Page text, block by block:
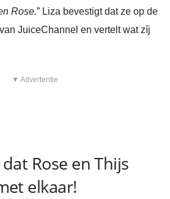
Rose.” Liza bevestigt dat ze op de
JuiceChannel en vertelt wat zíj
▼ Advertentie
Rose en Thijs
elkaar!